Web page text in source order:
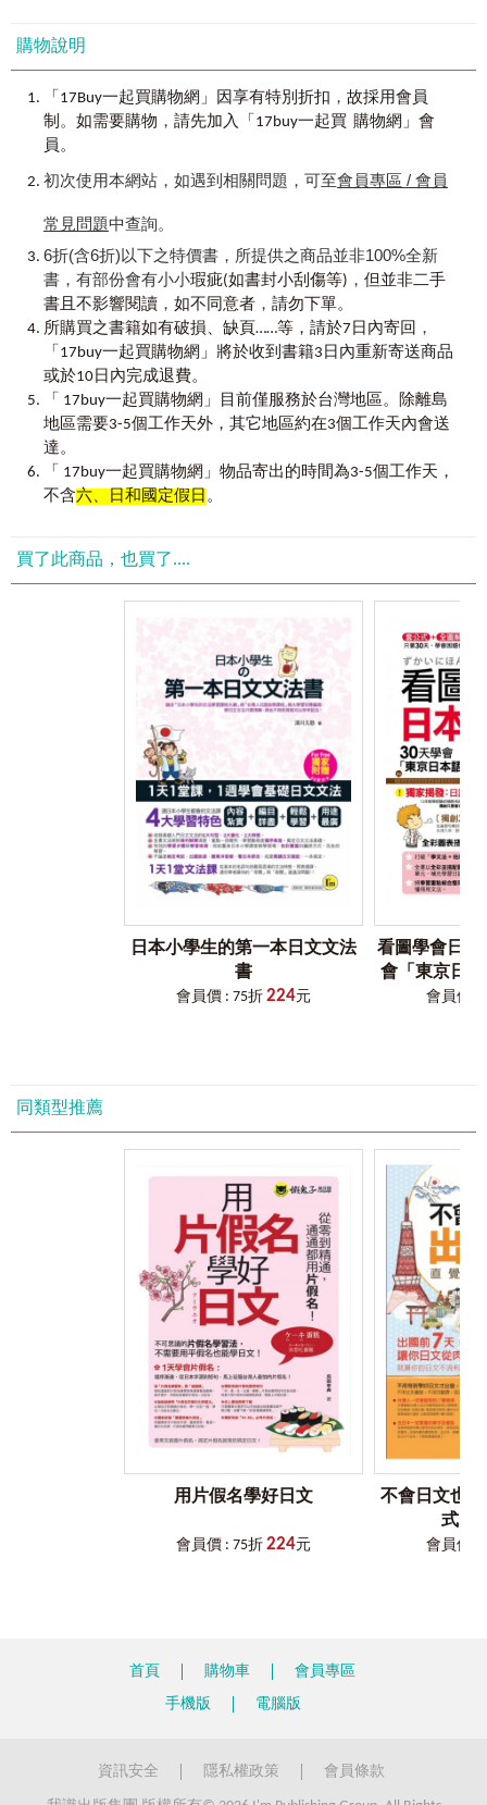
【使用說明】
最完整的課程架構
依據單字的主題與用法，分成7堂課，再列出76個最常用到
的主題，並根據主題收錄相關或是相關的單字。在每個單元
的最前面，皆清楚標示該單元的學習內容，方便學習與查
按照50音排序的背單字方法最無聊了，透過聯想式學習法，
同個中文意思裡，列舉多個相關或是相似的單字，一次就能
學到一組單字，並且透過插圖，生動描繪出單字意思，一看
就不會忘記。
［範例］想要表示「等待到疲累」的意思，可以用以下種表
現方式：「待ちきれない」或「待ちくたびれる」。但細究
語意，「待ちきれない」是表示「無法再等下去了～」；而
「待ちくたびれる」則是「等到累了」。
★最超值的補充學習
每個單字皆搭配一句生活會話，透過例句來熟悉單字的用
法，從中體會到單字使用上的細微語感差異。並且單字與例
★ 隨機補充的小專題
除了整理某個專題所聯想到的單字之外，也針對台灣學習者
由日籍老師（一男一女）親自錄音MP3，讓你能學到最道地
的日語發音。MP3收錄主題的日文單字與日文例句。
［請留意本書附贈CD片內容音檔為MP3格式。頁碼即音檔的
27 尾巴
28 昆蟲
第四章
身體動作
30 走－爬
32 喝－吐
34 坐
35 站
36 睡－醒
37 聽
38 看
39 說
第五章 生活動作
40 拜託－申請
41 交往－分手
42 矇騙－受騙
43 躲藏－發現
44 等待－被放鴿子
47 使用－包裹
49 學習－教導
★ 特殊專題「及物動詞和不及物動詞」
56 驚嚇－受到驚嚇
57 害怕－膽小鬼
67 晴朗－陰沉
★ 特殊專題「各式各樣的禮物」
理成7堂課、76個主題，再透過可愛的飯糰人插圖，將很難
用文字描述清楚的意思，用圖解的方式說明。衷心希望這本
書能夠幫助到所有日文初學者！
而完成這本書籍，受到很多人的幫忙，像長腿叔叔般為
我加油打氣的社長；為本書付出心血的倉本妙子老師、野口
香織老師；設計師洪秀美老師，及許多給予幫助的人們……
購物說明
「17Buy一起買購物網」因享有特別折扣 ， 故採用會員
制 。 如需要購物 ， 請先加入「17buy一起買 購物網」會
員。
初次使用本網站，如遇到相關問題，可至會員專區 / 會員
常見問題中查詢。
6折(含6折)以下之特價書，所提供之商品並非100%全新
書，有部份會有小小瑕疵(如書封小刮傷等) ， 但並非二手
書且不影響閱讀 ， 如不同意者 ， 請勿下單。
所購買之書籍如有破損、缺頁……等，請於7日內寄回 ，
「17buy一起買購物網」將於收到書籍3日內重新寄送商品
或於10日內完成退費。
「 17buy一起買購物網」目前僅服務於台灣地區。除離島
地區需要3-5個工作天外，其它地區約在3個工作天內會送
達。
「 17buy一起買購物網」物品寄出的時間為3-5個工作天，
不含六、日和國定假日 。
買了此商品，也買了....
日本小學生的第一本日文文法
書
會員價 : 75折 224元
看圖學會日
會「東京日
會員價 :
同類型推薦
用片假名學好日文
會員價 : 75折 224元
不會日文也
式日
會員價 :
首頁 購物車
會員專區
手機版
電腦版
資訊安全 隱私權政策 會員條款